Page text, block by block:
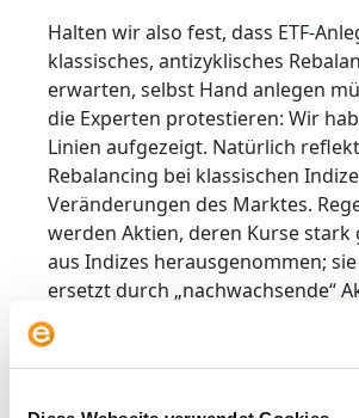
Halten wir also fest, dass ETF-
klassisches, antizyklisches
erwarten, selbst Hand anlegen
die Experten protestieren: Wir
Linien aufgezeigt. Natürlich
Rebalancing bei klassischen
Veränderungen des Marktes.
werden Aktien, deren Kurse stark
aus Indizes herausgenommen;
ersetzt durch „nachwachsende“
Börsenwert steigt. Allerdings
„Frischzellenkur“ bei großen
unbemerkt von der Öffentlichkeit
World werden jedes Quartal rund